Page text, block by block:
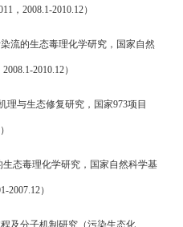
， 2008.1-2010.12）
流的生态毒理化学研究，国家自然
2008.1-2010.12）
理与生态修复研究，国家973项目
）
生态毒理化学研究，国家自然科学基
2007.12）
及分子机制研究（污染生态化